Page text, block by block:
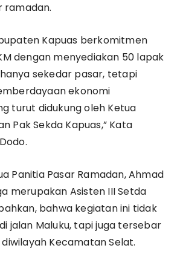
ramadan.
Kapuas berkomitmen
dengan menyediakan 50 lapak
sekedar pasar, tetapi
ekonomi
turut didukung oleh Ketua
Pak Sekda Kapuas,” Kata
Panitia Pasar Ramadan, Ahmad
merupakan Asisten III Setda
bahwa kegiatan ini tidak
jalan Maluku, tapi juga tersebar
Kecamatan Selat.